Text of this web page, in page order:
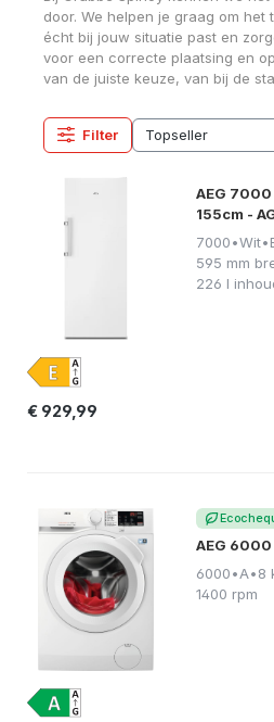
door. We helpen je graag om het
écht bij jouw situatie past en
voor een correcte plaatsing en
van de juiste keuze, van bij de
Filter
AEG
155cm -
7000•Wit•
595 mm
226 l
€ 929,99
AEG
6000•A•8
1400 rpm